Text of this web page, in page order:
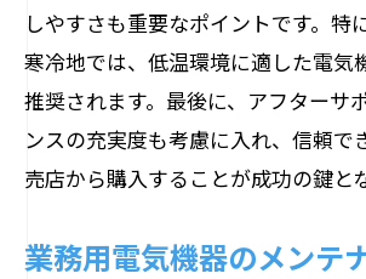
しやすさも重要なポイントです。特
寒冷地では、低温環境に適した電気
推奨されます。最後に、アフターサ
ンスの充実度も考慮に入れ、信頼で
売店から購入することが成功の鍵と
業務用電気機器のメンテ